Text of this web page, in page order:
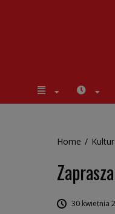
Home /
30 kwietnia